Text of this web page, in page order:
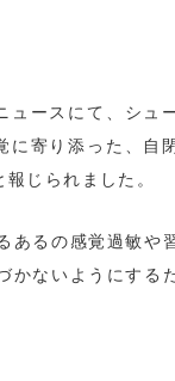
ュースにて、シュ
に寄り添った、自
じられました。
あるの感覚過敏や
かないようにする